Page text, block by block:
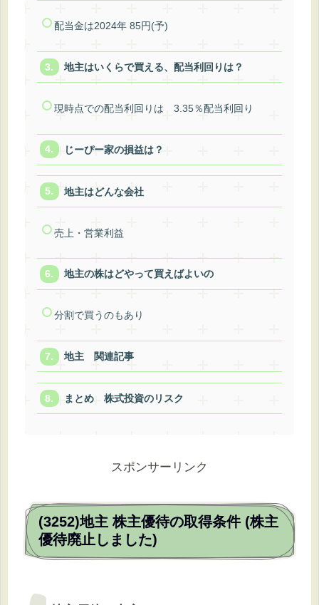
配当金は2024年 85円(予)
地主はいくらで買える、配当利回りは？
現時点での配当利回りは 3.35％配当利回り
じーぴー家の損益は？
地主はどんな会社
売上・営業利益
地主の株はどやって買えばよいの
分割で買うのもあり
地主 関連記事
まとめ 株式投資のリスク
スポンサーリンク
(3252)地主 株主優待の取得条件 (株主
優待廃止しました)